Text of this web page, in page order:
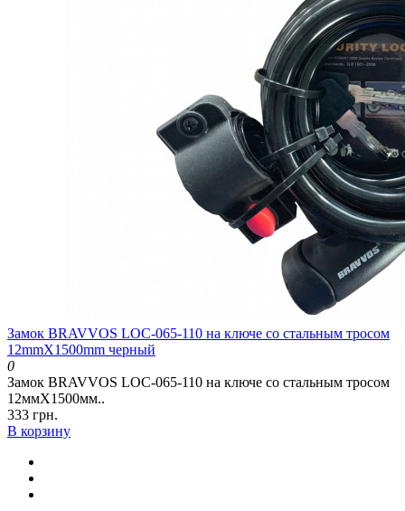
Замок BRAVVOS LOC-065-110 на ключе со стальным тросом
12mmX1500mm черный
0
Замок BRAVVOS LOC-065-110 на ключе со стальным тросом
12ммX1500мм..
333 грн.
В корзину